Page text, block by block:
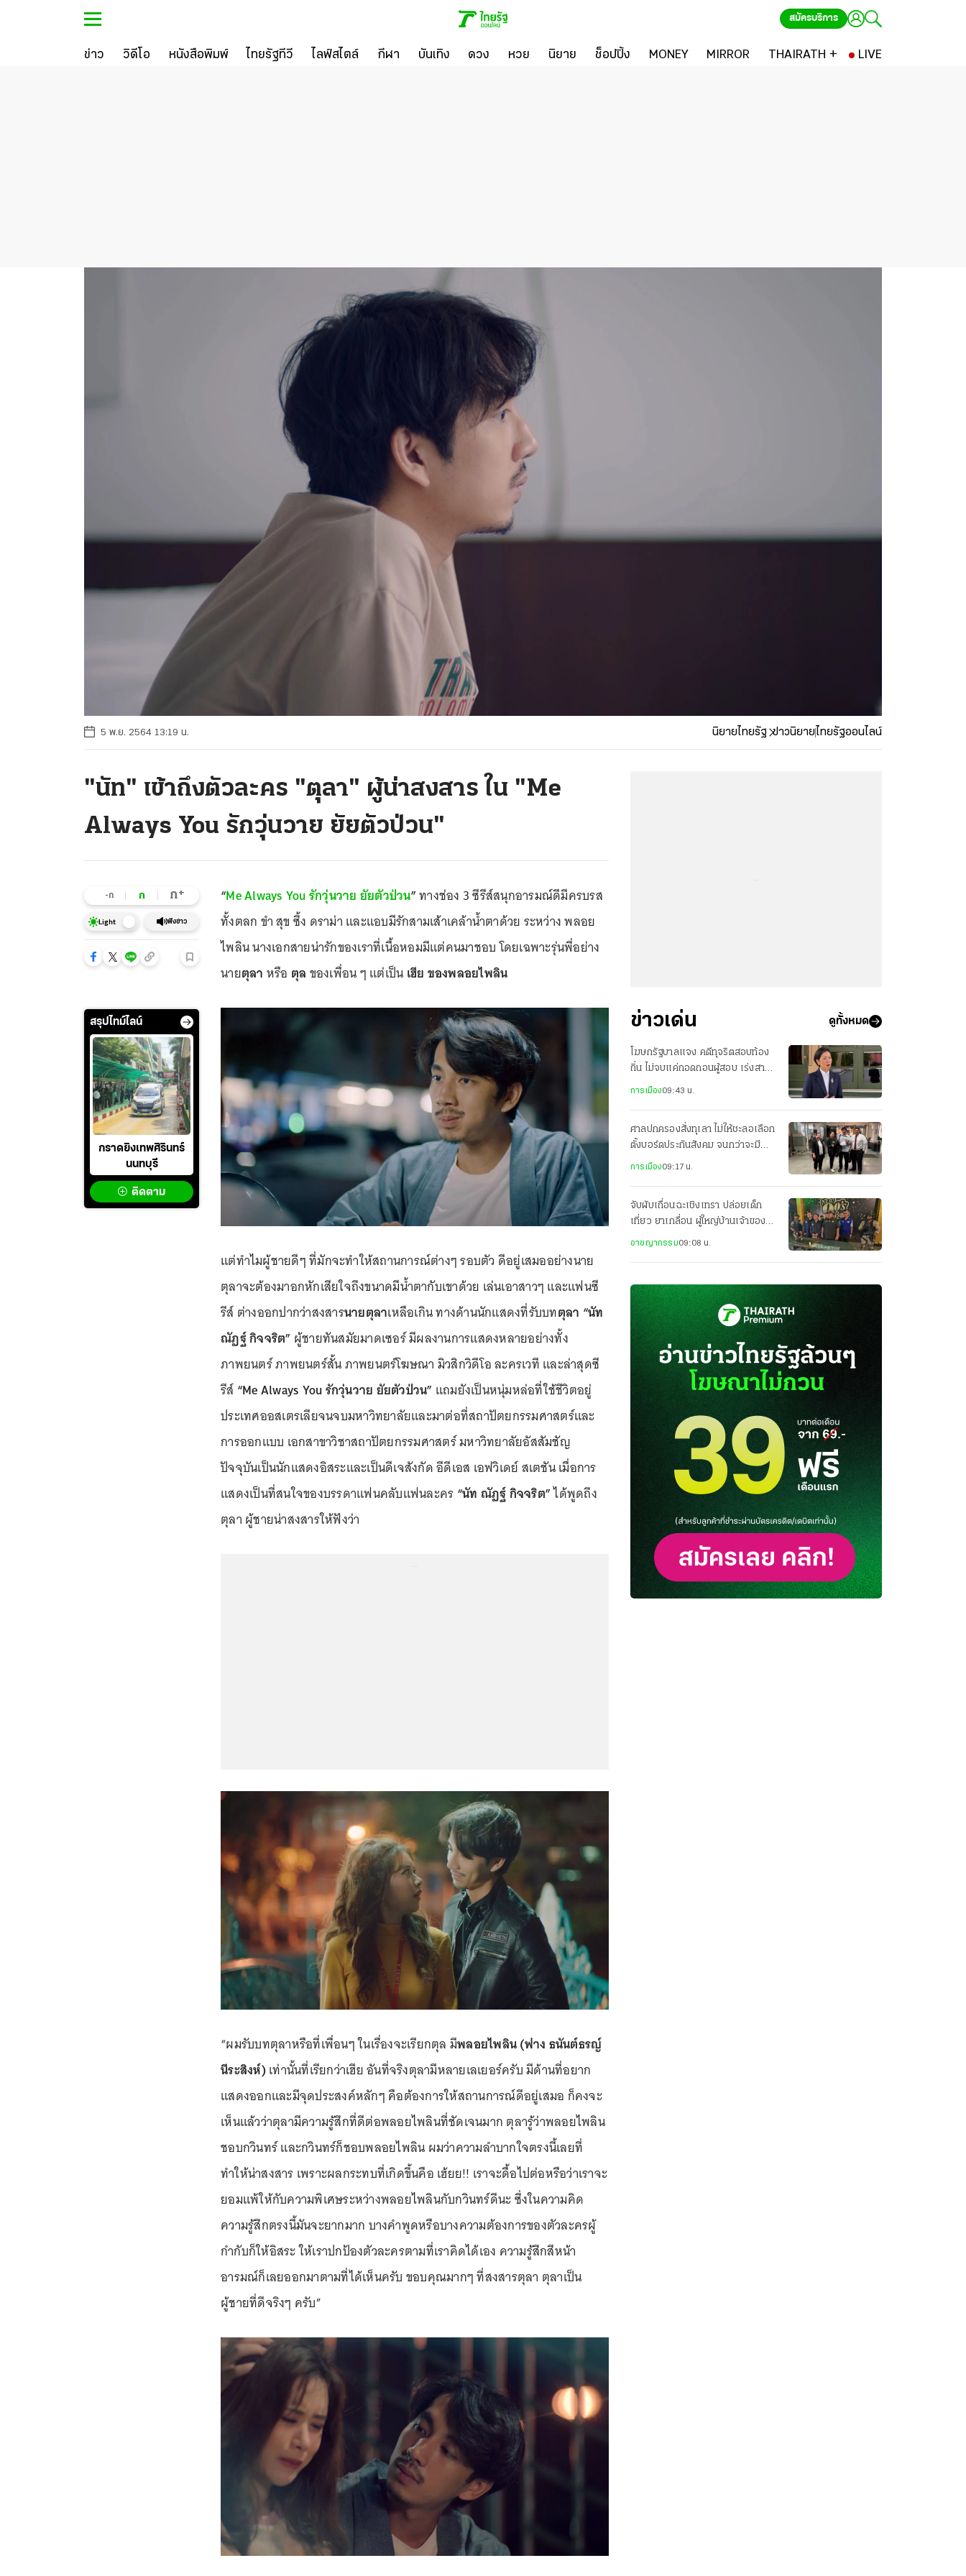
สมัครบริการ
ข่าว วิดีโอ หนังสือพิมพ์ ไทยรัฐทีวี ไลฟ์สไตล์ กีฬา บันเทิง ดวง หวย นิยาย ช็อปปิ้ง MONEY MIRROR THAIRATH + LIVE
5 พ.ย. 2564 13:19 น. นิยายไทยรัฐ ข่าวนิยายไทยรัฐออนไลน์
"นัท" เข้าถึงตัวละคร "ตุลา" ผู้น่าสงสาร ใน "Me
Always You รักวุ่นวาย ยัยตัวป่วน"
-ก ก ก+
Light ฟังข่าว
สรุปไทม์ไลน์
กราดยิงเทพศิรินทร์
นนทบุรี
ติดตาม
“Me Always You รักวุ่นวาย ยัยตัวป่วน”ทางช่อง 3 ซีรีส์สนุกอารมณ์ดีมีครบรส
ทั้งตลก ขำ สุข ซึ้ง ดราม่า และแอบมีรักสามเส้าเคล้าน้ำตาด้วย ระหว่าง พลอย
ไพลิน นางเอกสายน่ารักของเราที่เนื้อหอมมีแต่คนมาชอบ โดยเฉพาะรุ่นพี่อย่าง
นายตุลา หรือ ตุล ของเพื่อน ๆ แต่เป็น เฮีย ของพลอยไพลิน
แต่ทำไมผู้ชายดีๆ ที่มักจะทำให้สถานการณ์ต่างๆ รอบตัว ดีอยู่เสมออย่างนาย
ตุลาจะต้องมาอกหักเสียใจถึงขนาดมีน้ำตากับเขาด้วย เล่นเอาสาวๆ และแฟนซี
รีส์ ต่างออกปากว่าสงสารนายตุลาเหลือเกิน ทางด้านนักแสดงที่รับบทตุลา “นัท
ณัฏฐ์ กิจจริต” ผู้ชายทันสมัยมาดเซอร์ มีผลงานการแสดงหลายอย่างทั้ง
ภาพยนตร์ ภาพยนตร์สั้น ภาพยนตร์โฆษณา มิวสิกวิดีโอ ละครเวที และล่าสุดซี
รีส์ “Me Always You รักวุ่นวาย ยัยตัวป่วน” แถมยังเป็นหนุ่มหล่อที่ใช้ชีวิตอยู่
ประเทศออสเตรเลียจนจบมหาวิทยาลัยและมาต่อที่สถาปัตยกรรมศาสตร์และ
การออกแบบ เอกสาขาวิชาสถาปัตยกรรมศาสตร์ มหาวิทยาลัยอัสสัมชัญ
ปัจจุบันเป็นนักแสดงอิสระและเป็นดีเจสังกัด อีดีเอส เอฟวิเดย์ สเตชัน เมื่อการ
แสดงเป็นที่สนใจของบรรดาแฟนคลับแฟนละคร “นัท ณัฏฐ์ กิจจริต”ได้พูดถึง
ตุลา ผู้ชายน่าสงสารให้ฟังว่า
“ผมรับบทตุลาหรือที่เพื่อนๆ ในเรื่องจะเรียกตุล มีพลอยไพลิน (ฟาง ธนันต์ธรญ์
นีระสิงห์)เท่านั้นที่เรียกว่าเฮีย อันที่จริงตุลามีหลายเลเยอร์ครับ มีด้านที่อยาก
แสดงออกและมีจุดประสงค์หลักๆ คือต้องการให้สถานการณ์ดีอยู่เสมอ ก็คงจะ
เห็นแล้วว่าตุลามีความรู้สึกที่ดีต่อพลอยไพลินที่ชัดเจนมาก ตุลารู้ว่าพลอยไพลิน
ชอบกวินทร์ และกวินทร์ก็ชอบพลอยไพลิน ผมว่าความลำบากใจตรงนี้เลยที่
ทำให้น่าสงสาร เพราะผลกระทบที่เกิดขึ้นคือ เฮ้ยย!! เราจะดื้อไปต่อหรือว่าเราจะ
ยอมแพ้ให้กับความพิเศษระหว่างพลอยไพลินกับกวินทร์ดีนะ ซึ่งในความคิด
ความรู้สึกตรงนี้มันจะยากมาก บางคำพูดหรือบางความต้องการของตัวละครผู้
กำกับก็ให้อิสระ ให้เราปกป้องตัวละครตามที่เราคิดได้เอง ความรู้สึกสีหน้า
อารมณ์ก็เลยออกมาตามที่ได้เห็นครับ ขอบคุณมากๆ ที่สงสารตุลา ตุลาเป็น
ผู้ชายที่ดีจริงๆ ครับ”
ข่าวเด่น ดูทั้งหมด
โฆษกรัฐบาลแจง คดีทุจริตสอบท้อง
ถิ่น ไม่จบแค่ถอดถอนผู้สอบ เร่งสาว
ถึงผู้ร่วมขบวนการทั้งหมด
การเมือง09:43 น.
ศาลปกครองสั่งทุเลา ไม่ให้ชะลอเลือก
ตั้งบอร์ดประกันสังคม จนกว่าจะมีคำ
พิพากษา หรือคำสั่งอื่น
การเมือง09:17 น.
จับผับเถื่อนฉะเชิงเทรา ปล่อยเด็ก
เที่ยว ยาเกลื่อน ผู้ใหญ่บ้านเจ้าของ-
อาชญากรรม09:08 น.